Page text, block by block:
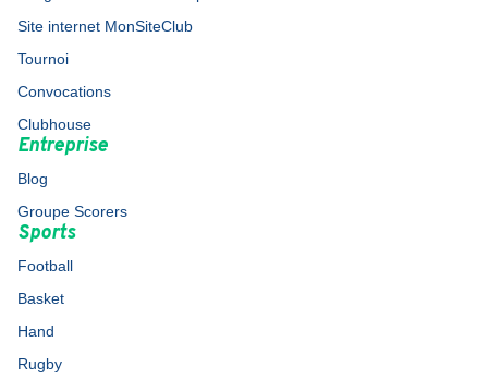
Site internet MonSiteClub
Tournoi
Convocations
Clubhouse
Entreprise
Blog
Groupe Scorers
Sports
Football
Basket
Hand
Rugby